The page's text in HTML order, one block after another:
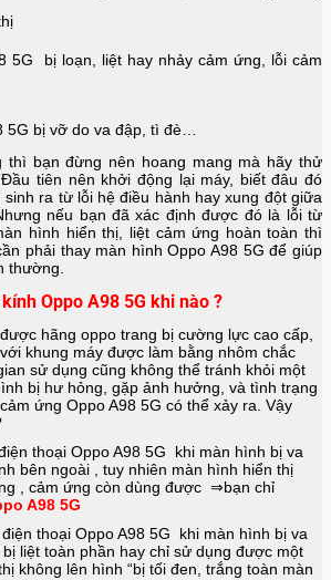
5G bị loạn, liệt hay nhảy cảm ứng, lỗi cảm
5G bị vỡ do va đập, tì đè…
thì bạn đừng nên hoang mang mà hãy thử
tiên nên khởi động lại máy, biết đâu đó
ra từ lỗi hệ điều hành hay xung đột giữa
nếu bạn đã xác định được đó là lỗi từ
hình hiển thị, liệt cảm ứng hoàn toàn thì
phải thay màn hìnhOppo A98 5G để giúp
thường.
Oppo A98 5G khi nào ?
hãng oppo trang bị cường lực cao cấp,
khung máy được làm bằng nhôm chắc
sử dụng cũng không thể tránh khỏi một
bị hư hỏng, gặp ảnh hưởng, và tình trạng
ứng Oppo A98 5G có thể xảy ra. Vậy
thoại Oppo A98 5G khi màn hình bị va
bên ngoài , tuy nhiên màn hình hiển thị
, cảm ứng còn dùng được ⇒bạn chỉ
A98 5G
thoại Oppo A98 5G khi màn hình bị va
liệt toàn phần hay chỉ sử dụng được một
không lên hình “bị tối đen, trắng toàn màn